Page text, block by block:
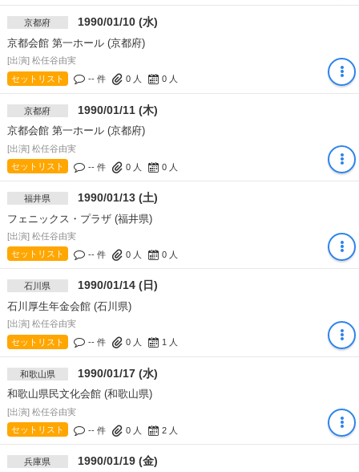
京都府 1990/01/10 (水)
京都会館 第一ホール (京都府)
[出演] 松任谷由実
セットリスト
-- 件 0人 0人
京都府 1990/01/11 (木)
京都会館 第一ホール (京都府)
[出演] 松任谷由実
セットリスト
-- 件 0人 0人
福井県 1990/01/13 (土)
フェニックス・プラザ (福井県)
[出演] 松任谷由実
セットリスト
-- 件 0人 0人
石川県 1990/01/14 (日)
石川厚生年金会館 (石川県)
[出演] 松任谷由実
セットリスト
-- 件 0人 1 人
和歌山県 1990/01/17 (水)
和歌山県民文化会館 (和歌山県)
[出演] 松任谷由実
セットリスト
-- 件 0人 2人
兵庫県 1990/01/19 (金)